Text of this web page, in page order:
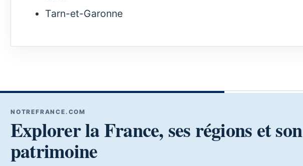
Tarn-et-Garonne
NOTREFRANCE.COM
Explorer la France, ses régions et son
patrimoine